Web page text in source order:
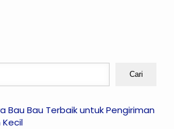
Cari
Bau Bau Terbaik untuk Pengiriman